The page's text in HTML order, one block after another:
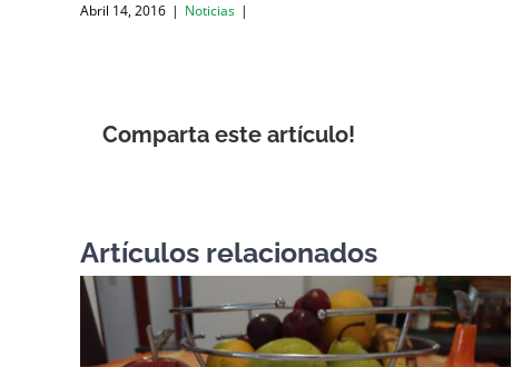
Abril 14, 2016 | Noticias |
Comparta este artículo!
Artículos relacionados